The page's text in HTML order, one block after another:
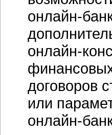
онлайн-
онлайн-
договоров
или
онлайн-